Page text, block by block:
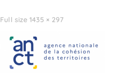
Full size 1435 × 297